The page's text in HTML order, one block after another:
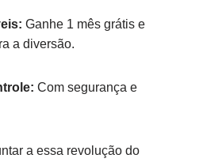
Ganhe 1 mês grátis e
a diversão.
Com segurança e
a essa revolução do